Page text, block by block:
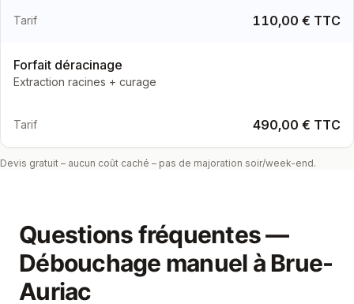
Tarif 110,00 € TTC
Forfait déracinage
Extraction racines + curage
Tarif 490,00 € TTC
Devis gratuit – aucun coût caché – pas de majoration soir/week-end.
Questions fréquentes —
Débouchage manuel àBrue-
Auriac